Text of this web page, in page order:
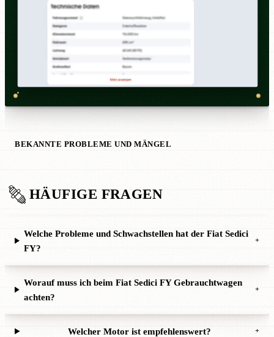
BEKANNTE PROBLEME UND MÄNGEL
HÄUFIGE FRAGEN
Welche Probleme und Schwachstellen hat der Fiat Sedici
FY?
+
Worauf muss ich beim Fiat Sedici FY Gebrauchtwagen
achten?
+
Welcher Motor ist empfehlenswert? +